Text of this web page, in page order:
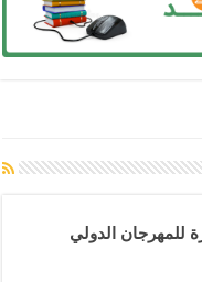
للمهرجان الدولي